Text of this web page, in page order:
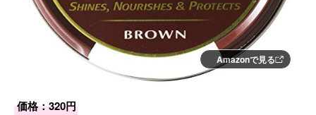
Amazonで見る
価格：320円